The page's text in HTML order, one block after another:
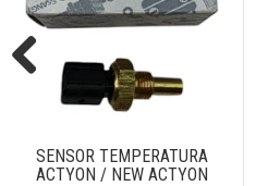
SENSOR TEMPERATURA
ACTYON / NEW ACTYON
Previous